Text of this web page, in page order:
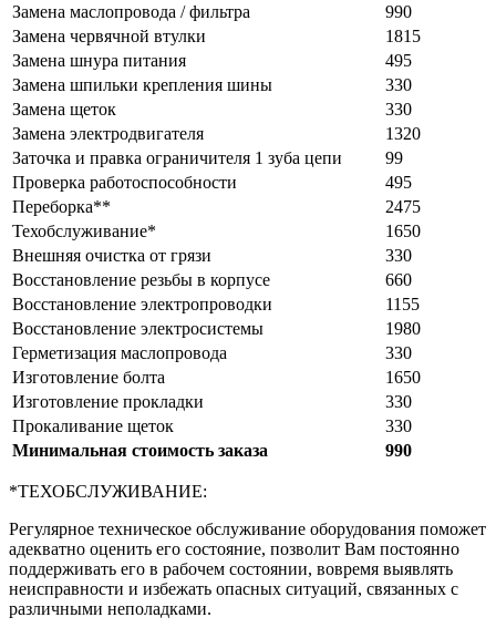
Замена маслопровода / фильтра
990
Замена червячной втулки
1815
Замена шнура питания
495
Замена шпильки крепления шины
330
Замена щеток
330
Замена электродвигателя
1320
Заточка и правка ограничителя 1 зуба цепи
99
Проверка работоспособности
495
Переборка**
2475
Техобслуживание*
1650
Внешняя очистка от грязи
330
Восстановление резьбы в корпусе
660
Восстановление электропроводки
1155
Восстановление электросистемы
1980
Герметизация маслопровода
330
Изготовление болта
1650
Изготовление прокладки
330
Прокаливание щеток
330
Минимальная стоимость заказа
990
*ТЕХОБСЛУЖИВАНИЕ:
Регулярное техническое обслуживание оборудования поможет
адекватно оценить его состояние, позволит Вам постоянно
поддерживать его в рабочем состоянии, вовремя выявлять
неисправности и избежать опасных ситуаций, связанных с
различными неполадками.